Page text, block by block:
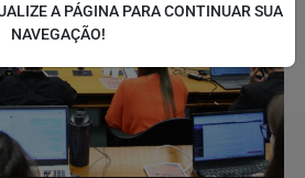
A PÁGINA PARA CONTINUAR SUA
NAVEGAÇÃO!